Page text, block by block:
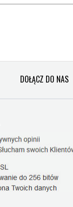
DOŁĄCZ DO NAS